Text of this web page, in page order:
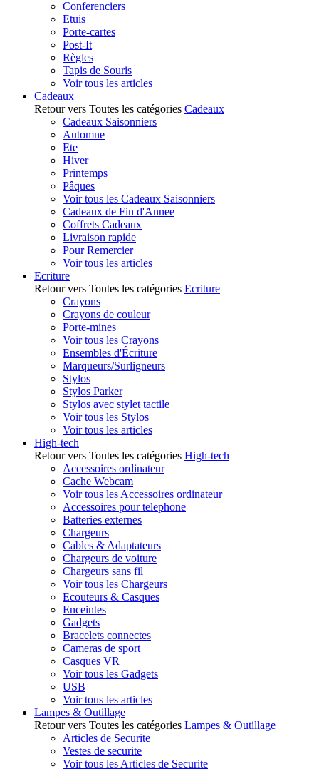
Conferenciers
Etuis
Porte-cartes
Post-It
Règles
Tapis de Souris
Voir tous les articles
Cadeaux
Retour vers Toutes les catégories Cadeaux
Cadeaux Saisonniers
Automne
Ete
Hiver
Printemps
Pâques
Voir tous les Cadeaux Saisonniers
Cadeaux de Fin d'Annee
Coffrets Cadeaux
Livraison rapide
Pour Remercier
Voir tous les articles
Ecriture
Retour vers Toutes les catégories Ecriture
Crayons
Crayons de couleur
Porte-mines
Voir tous les Crayons
Ensembles d'Écriture
Marqueurs/Surligneurs
Stylos
Stylos Parker
Stylos avec stylet tactile
Voir tous les Stylos
Voir tous les articles
High-tech
Retour vers Toutes les catégories High-tech
Accessoires ordinateur
Cache Webcam
Voir tous les Accessoires ordinateur
Accessoires pour telephone
Batteries externes
Chargeurs
Cables & Adaptateurs
Chargeurs de voiture
Chargeurs sans fil
Voir tous les Chargeurs
Ecouteurs & Casques
Enceintes
Gadgets
Bracelets connectes
Cameras de sport
Casques VR
Voir tous les Gadgets
USB
Voir tous les articles
Lampes & Outillage
Retour vers Toutes les catégories Lampes & Outillage
Articles de Securite
Vestes de securite
Voir tous les Articles de Securite